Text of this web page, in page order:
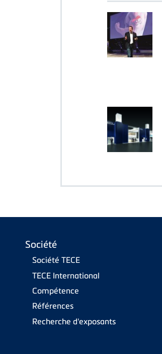
Société
Société TECE
TECE International
Compétence
Références
Recherche d'exposants